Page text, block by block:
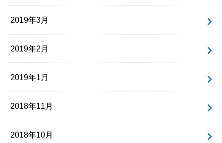
2019年3月
2019年2月
2019年1月
2018年11月
2018年10月